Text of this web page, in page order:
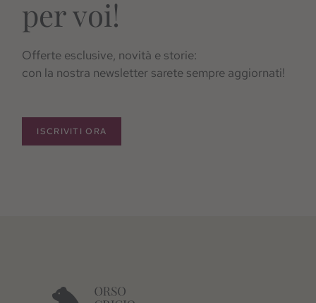
per voi!
Offerte esclusive, novità e storie:
con la nostra newsletter sarete sempre aggiornati!
ISCRIVITI ORA